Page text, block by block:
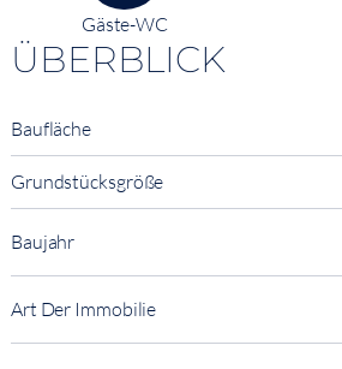
Gäste-WC
ÜBERBLICK
Baufläche
Grundstücksgröße
Baujahr
Art Der Immobilie